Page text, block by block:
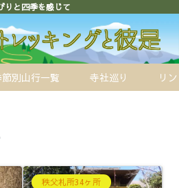
りと四季を感じて
別山行一覧 寺社巡り リ
秩父札所34ヶ所